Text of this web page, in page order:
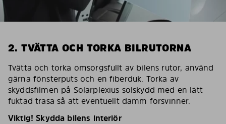
2. TVÄTTA OCH TORKA BILRUTORNA
Tvätta och torka omsorgsfullt av bilens rutor, använd
gärna fönsterputs och en fiberduk. Torka av
skyddsfilmen på Solarplexius solskydd med en lätt
fuktad trasa så att eventuellt damm försvinner.
Viktig! Skydda bilens interiör